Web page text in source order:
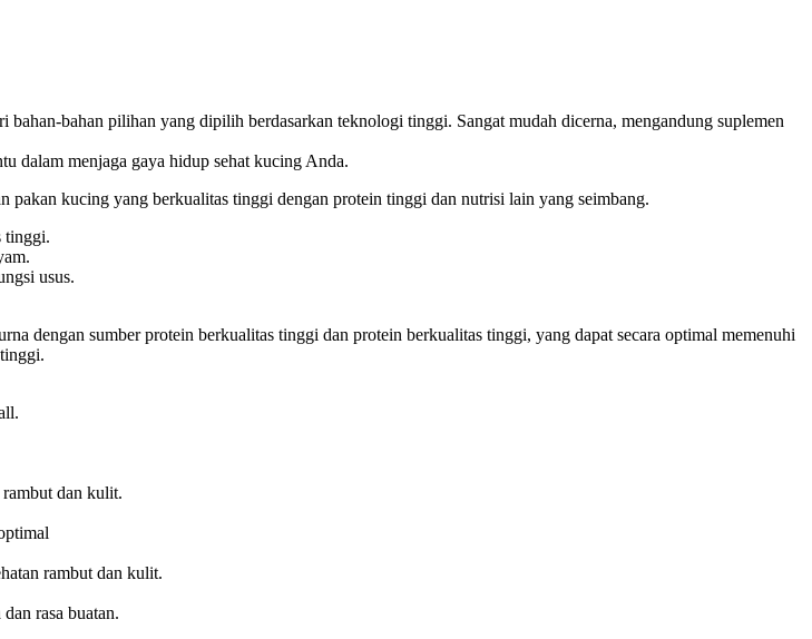
bahan pilihan yang dipilih berdasarkan teknologi tinggi. Sangat mudah dicerna, mengandung suplemen
dalam menjaga gaya hidup sehat kucing Anda.
pakan kucing yang berkualitas tinggi dengan protein tinggi dan nutrisi lain yang seimbang.
tinggi.
usus.
dengan sumber protein berkualitas tinggi dan protein berkualitas tinggi, yang dapat secara optimal memenuhi
dan kulit.
rambut dan kulit.
rasa buatan.